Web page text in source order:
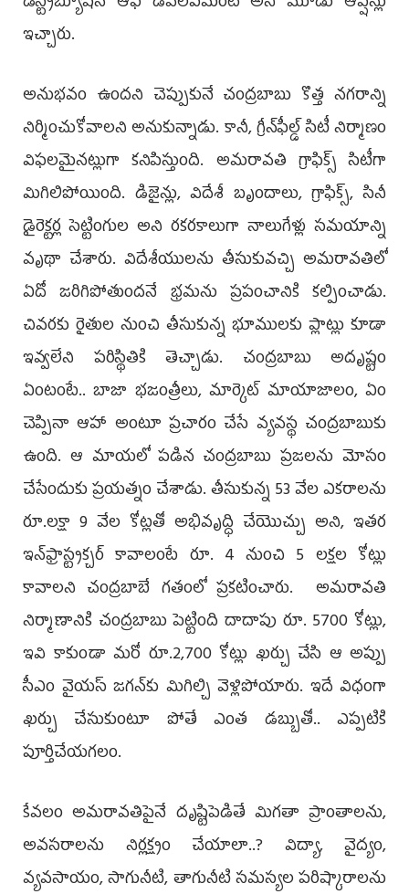
ఇచ్చారు.
అనుభవం ఉందని చెప్పుకునే చంద్రబాబు కొత్త నగరాన్ని
నిర్మించుకోవాలని అనుకున్నాడు. కానీ, గ్రీన్‌ఫీల్డ్‌ సిటీ నిర్మాణం
విఫలమైనట్లుగా కనిపిస్తుంది. అమరావతి గ్రాఫిక్స్‌ సిటీగా
మిగిలిపోయింది. డిజైన్లు, విదేశీ బృందాలు, గ్రాఫిక్స్, సినీ
డైరెక్టర్ల సెట్టింగుల అని రకరకాలుగా నాలుగేళ్లు సమయాన్ని
వృథా చేశారు. విదేశీయులను తీసుకువచ్చి అమరావతిలో
ఏదో జరిగిపోతుందనే భ్రమను ప్రపంచానికి కల్పించాడు.
చివరకు రైతుల నుంచి తీసుకున్న భూములకు ప్లాట్లు కూడా
ఇవ్వలేని పరిస్థితికి తెచ్చాడు. చంద్రబాబు అదృష్టం
ఏంటంటే.. బాజా భజంత్రీలు, మార్కెట్‌ మాయాజాలం, ఏం
చెప్పినా ఆహా అంటూ ప్రచారం చేసే వ్యవస్థ చంద్రబాబుకు
ఉంది. ఆ మాయలో పడిన చంద్రబాబు ప్రజలను మోసం
చేసేందుకు ప్రయత్నం చేశాడు. తీసుకున్న 53 వేల ఎకరాలను
రూ.లక్షా 9 వేల కోట్లతో అభివృద్ధి చేయొచ్చు అని, ఇతర
ఇన్‌ఫ్రాస్ట్రక్చర్‌ కావాలంటే రూ. 4 నుంచి 5 లక్షల కోట్లు
కావాలని చంద్రబాబే గతంలో ప్రకటించారు. అమరావతి
నిర్మాణానికి చంద్రబాబు పెట్టింది దాదాపు రూ. 5700 కోట్లు,
ఇవి కాకుండా మరో రూ.2,700 కోట్లు ఖర్చు చేసి ఆ అప్పు
సీఎం వైయస్‌ జగన్‌కు మిగిల్చి వెళ్లిపోయారు. ఇదే విధంగా
ఖర్చు చేసుకుంటూ పోతే ఎంత డబ్బుతో.. ఎప్పటికి
పూర్తిచేయగలం.
కేవలం అమరావతిపైనే దృష్టిపెడితే మిగతా ప్రాంతాలను,
అవసరాలను నిర్లక్ష్యం చేయాలా..? విద్యా, వైద్యం,
వ్యవసాయం, సాగునీటి, తాగునీటి సమస్యల పరిష్కారాలను